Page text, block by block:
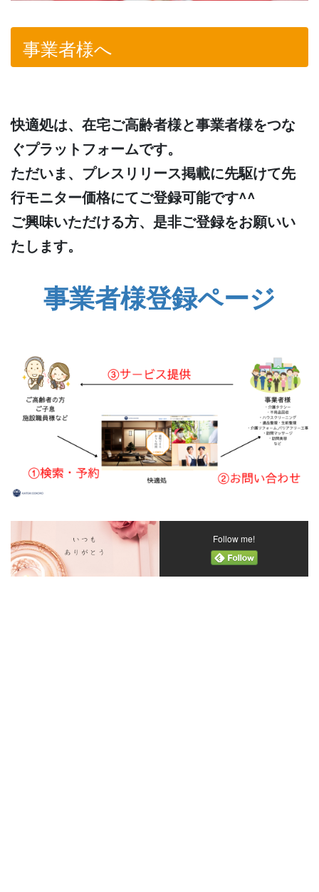
事業者様へ
快適処は、在宅ご高齢者様と事業者様をつな
ぐプラットフォームです。
ただいま、プレスリリース掲載に先駆けて先
行モニター価格にてご登録可能です^^
ご興味いただける方、是非ご登録をお願いい
たします。
事業者様登録ページ
Follow me!